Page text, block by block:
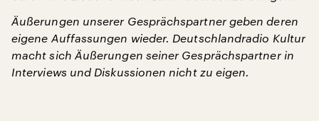
Äußerungen unserer Gesprächspartner geben deren
eigene Auffassungen wieder. Deutschlandradio Kultur
macht sich Äußerungen seiner Gesprächspartner in
Interviews und Diskussionen nicht zu eigen.